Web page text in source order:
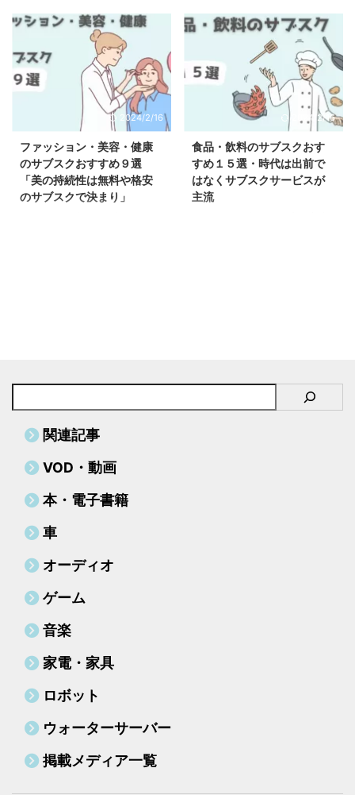
ンのサブスクという画期的なサー
ビスが登場しました。 このサ ...
ありません。 ですが、電動自転
車をサブスクで活用すれば費用の
る理由 自動車を手に入れるのに
必要な手段の一つとして新たに生
まれたのが自動車のサブスクで
す。 一体その仕組みとは、ロー
ンや一括支払いよりもお得なのか
知りたい方は多いことが珍しくは
ありません。 最初にかかる主な
出費を抑えたい方や高額な支払い
をするよりも手軽に乗ってみたい
方には自動車のサブスクは活用す
るほかないでしょう。 今回はそ
ういった自動車に関するサブスク
を紹介していきます。 管理や手
はじめに おもちゃのサブスクで
は入会している期間、おもちゃ・
知育玩具を購入する金額よりも、
より低額でレンタルすることがで
きます。 実際にレンタルして破
損した場合でも、安心の保証が付
いているので心配は必要ありませ
ん。 ここでは７個紹介していき
ますが、正直選ぶのも大変なのは
事実です。 迷わないような選択
を見つけてもらえるように紹介さ
せていただきます。 ※当サイトで
は商品PRを含みます。各種アフ
2024/2/16
ファッション・美容・健康
のサブスクおすすめ９選
「美の持続性は無料や格安
のサブスクで決まり」
ブスクリプションサービスとして
ったサブスクリプションサービス
康、ファッションに関するサブス
2024/2/16
食品・飲料のサブスクおす
すめ１５選・時代は出前で
はなくサブスクサービスが
主流
スクに関してのメリットとデメリ
ットを上げていきます。 ※当サイ
関連記事
VOD・動画
本・電子書籍
車
オーディオ
ゲーム
音楽
家電・家具
ロボット
ウォーターサーバー
掲載メディア一覧